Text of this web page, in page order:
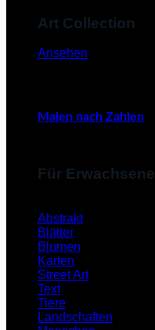
Art Collection
Ansehen
Malen nach Zahlen
Für Erwachsene
Abstrakt
Blätter
Blumen
Karten
Street Art
Text
Tiere
Landschaften